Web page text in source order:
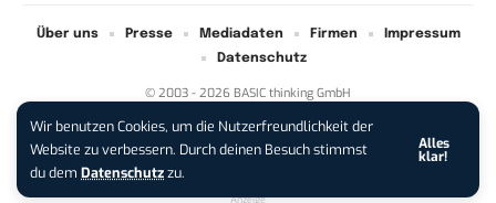
Wir benutzen Cookies, um die Nutzerfreundlichkeit der
Website zu verbessern. Durch deinen Besuch stimmst
du dem Datenschutzzu.
Alles
klar!
© 2003 - 2026 BASIC thinking GmbH
Über uns Presse Mediadaten Firmen
Impressum
Datenschutz
iPhone 17 Pro sichern:Für 1 € +
200 € Hardware-Bonus!
Anzeige